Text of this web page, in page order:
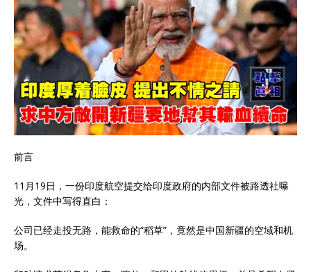
前言
11月19日，一份印度航空提交给印度政府的内部文件被路透社曝
光，文件中写得直白：
公司已经走投无路，能救命的“稻草”，竟然是中国新疆的空域和机
场。